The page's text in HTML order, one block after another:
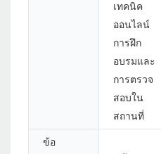
เทคนิค
ออนไลน์
การฝึก
อบรมและ
การตรวจ
สอบใน
สถานที่
ข้อ